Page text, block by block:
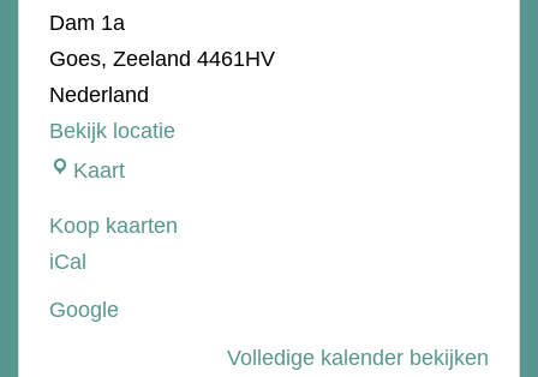
Dam 1a
Goes, Zeeland 4461HV
Nederland
Bekijk locatie
KaartSlijterij
de
Koop kaarten
iCal
Google
Volledige kalender bekijken